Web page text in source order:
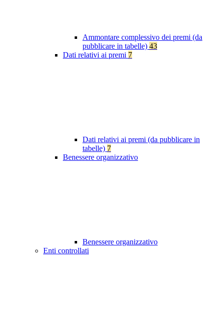
Ammontare complessivo dei premi (da
pubblicare in tabelle) 43
Dati relativi ai premi 7
Dati relativi ai premi (da pubblicare in
tabelle) 7
Benessere organizzativo
Benessere organizzativo
Enti controllati